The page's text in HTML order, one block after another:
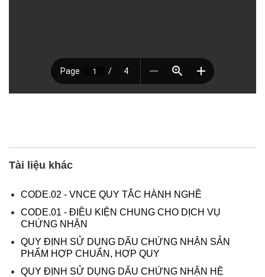
Tài liệu khác
CODE.02 - VNCE QUY TẮC HÀNH NGHỀ
CODE.01 - ĐIỀU KIỆN CHUNG CHO DỊCH VỤ
CHỨNG NHẬN
QUY ĐỊNH SỬ DỤNG DẤU CHỨNG NHẬN SẢN
PHẨM HỢP CHUẨN, HỢP QUY
QUY ĐỊNH SỬ DỤNG DẤU CHỨNG NHẬN HỆ